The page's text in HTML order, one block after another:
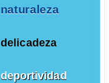
naturaleza
delicadeza
deportividad